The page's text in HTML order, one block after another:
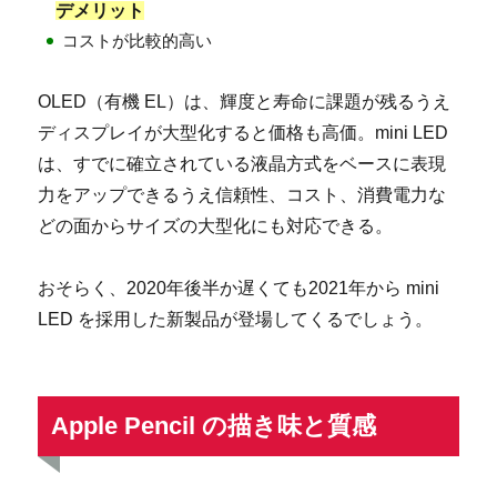
デメリット
コストが比較的高い
OLED（有機 EL）は、輝度と寿命に課題が残るうえ
ディスプレイが大型化すると価格も高価。mini LED
は、すでに確立されている液晶方式をベースに表現
力をアップできるうえ信頼性、コスト、消費電力な
どの面からサイズの大型化にも対応できる。
おそらく、2020年後半か遅くても2021年から mini
LED を採用した新製品が登場してくるでしょう。
Apple Pencil の描き味と質感